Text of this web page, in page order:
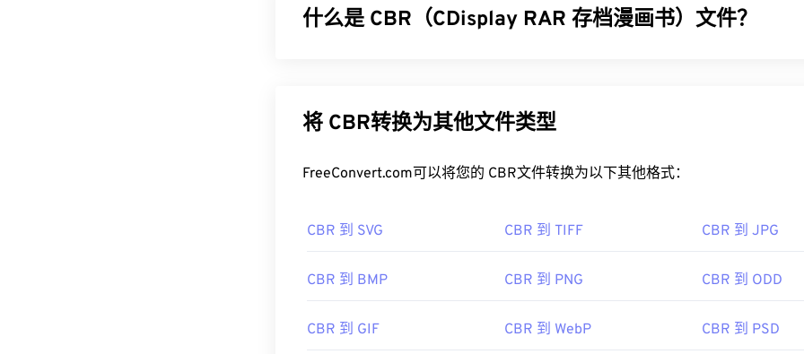
什么是 CBR（CDisplay RAR 存档漫画书）文件？
命名为 CBR，以将其与包含漫画书的文件区分开来。CBR 文件也被称为“漫画书
更简单的术语。
如何打开 CBR 文件？
他可以尝试的阅读器包括同样免费的 SumatraPDF CDisplay Comic Reader。
上，请使用icomix 打开 CBR 文件。
将 CBR转换为其他文件类型
FreeConvert.com可以将您的 CBR文件转换为以下其他格式：
CBR 到 SVG CBR 到 TIFF CBR 到 JPG
CBR 到 BMP CBR 到 PNG CBR 到 ODD
CBR 到 GIF CBR 到 WebP CBR 到 PSD